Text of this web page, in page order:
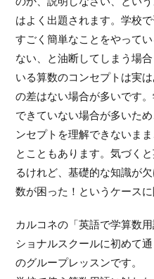
はよく出題されます。学校
すごく簡単なことをやって
ない、と油断してしまう場
いる算数のコンセプトは実
の差はない場合が多いです
できていない場合が多いた
ンセプトを理解できないま
とこともあります。気づく
るけれど、基礎的な知識が
数が困った！というケースに
カルコネの「英語で学算数
ショナルスクールに初めて
のグループレッスンです。